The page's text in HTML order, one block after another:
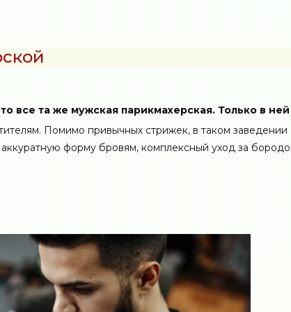
все та же мужская парикмахерская. Только в ней
Помимо привычных стрижек, в таком заведении
форму бровям, комплексный уход за